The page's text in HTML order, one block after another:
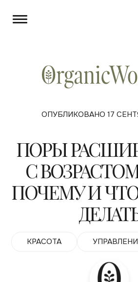
ОПУБЛИКОВАНО 17
ПОРЫ
С
ПОЧЕМУ И
КРАСОТА